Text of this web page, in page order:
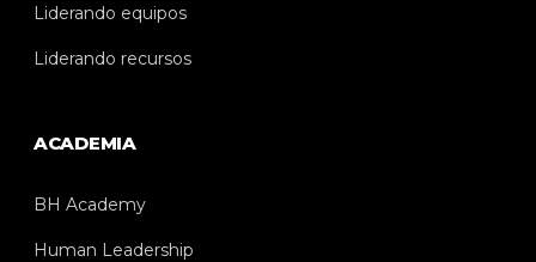
Liderando equipos
Liderando recursos
ACADEMIA
BH Academy
Human Leadership